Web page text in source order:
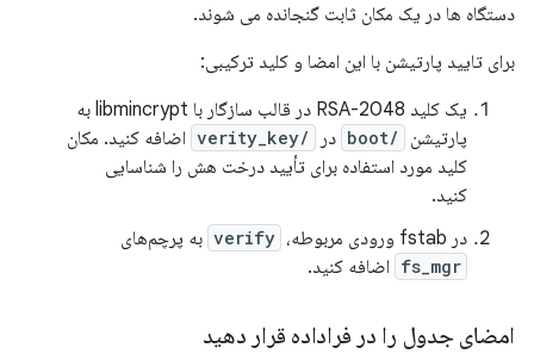
دستگاه ها در یک مکان ثابت گنجانده می شوند.
برای تایید پارتیشن با این امضا و کلید ترکیبی:
یک کلید RSA-2048 در قالب سازگار با libmincrypt به
پارتیشن
/boot در /verity_key
اضافه کنید. مکان
کلید مورد استفاده برای تأیید درخت هش را شناسایی
کنید.
در fstab ورودی مربوطه،
verify به پرچم‌های
fs_mgr اضافه کنید.
امضای جدول را در فراداده قرار دهید